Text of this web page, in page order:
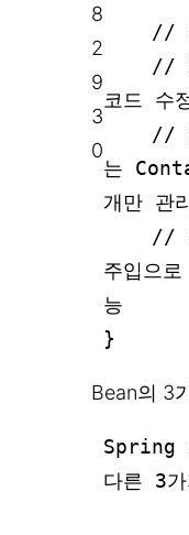
8
2
9
3
0
//
//
코드 수
//
는
개만 관
//
주입으
능
}
Bean의 3
Spring
다른 3